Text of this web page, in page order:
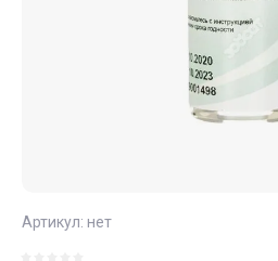
Артикул: нет